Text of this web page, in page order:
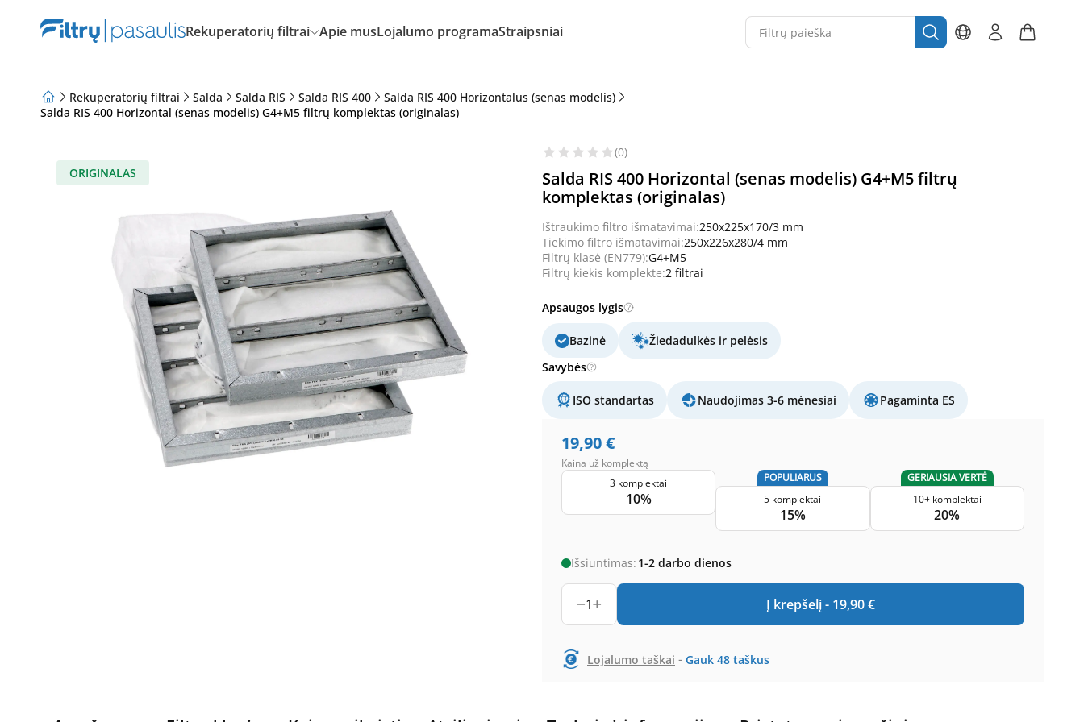
Rekuperatorių filtrai Apie musLojalumo programaStraipsniai
Apie mus
Rekuperatorių filtrai Salda Salda RIS Salda RIS 400
Salda RIS 400 Horizontalus (senas modelis)
Salda RIS 400 Horizontal (senas modelis) G4+M5 filtrų komplektas (originalas)
ORIGINALAS
(0)
Salda RIS 400 Horizontal (senas modelis) G4+M5 filtrų
komplektas (originalas)
Ištraukimo filtro išmatavimai:250x225x170/3 mm
Tiekimo filtro išmatavimai:250x226x280/4 mm
Filtrų klasė (EN779):G4+M5
Filtrų kiekis komplekte:2 filtrai
Apsaugos lygis
Bazinė
Žiedadulkės ir pelėsis
Savybės
ISO standartas Naudojimas 3-6 mėnesiai Pagaminta ES
19,90€
Kaina už komplektą
3 komplektai
10%
POPULIARUS
5 komplektai
15%
GERIAUSIA VERTĖ
10+ komplektai
20%
Išsiuntimas: 1-2 darbo dienos
1 Į krepšelį - 19,90€
Lojalumo taškai - Gauk 48 taškus